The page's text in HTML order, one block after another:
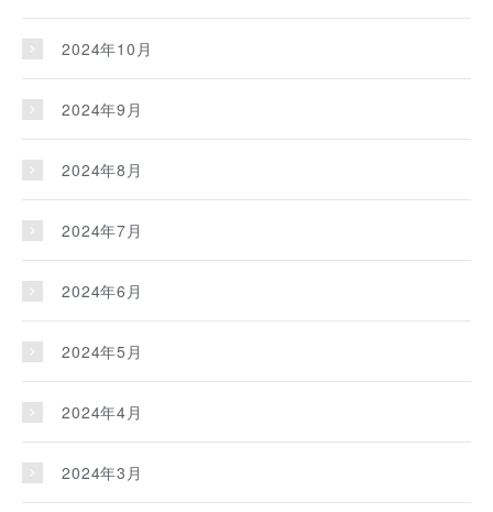
2024年10月
2024年9月
2024年8月
2024年7月
2024年6月
2024年5月
2024年4月
2024年3月